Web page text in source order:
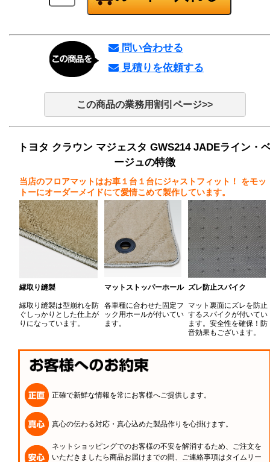
問い合わせる
見積りを依頼する
この商品の業務用割引ページ>>
トヨタ クラウン マジェスタ GWS214 JADEライン・
ージュの特徴
当店のフロアマットはお車１台１台にジャストフィット！
をモッ
トーにオーダーメイドにて愛情こめて製作しています。
縁取り縫製
縁取り縫製は型崩れを防
ぐしっかりとした仕上が
りになっています。
マットストッパーホール
各車種に合わせた固定フ
ック用ホールが付いてい
ます。
ズレ防止スパイク
マット裏面にズレを防止
するスパイクが付いてい
ます。安全性を確保！防
音効果もございます。
正確で新鮮な情報を常にお客様へご提供します。
真心の伝わる対応・真心込めた製品作りを心掛けます。
ネットショッピングでのお客様の不安を解消するため、ご注文を
いただきましたら商品お届けまでの間、ご連絡事項はタイムリー